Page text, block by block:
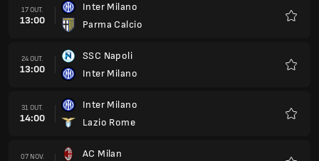
17 OUT.
13:00
Inter Milano
Parma Calcio
24 OUT.
13:00
SSC Napoli
Inter Milano
31 OUT.
14:00
Inter Milano
Lazio Rome
07 NOV.
AC Milan